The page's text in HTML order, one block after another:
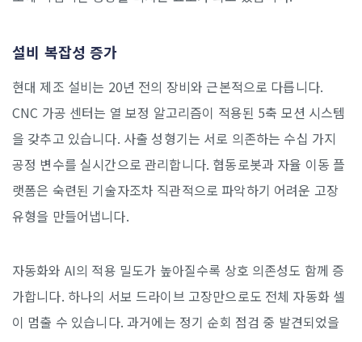
설비 복잡성 증가
현대 제조 설비는 20년 전의 장비와 근본적으로 다릅니다.
CNC 가공 센터는 열 보정 알고리즘이 적용된 5축 모션 시스템
을 갖추고 있습니다. 사출 성형기는 서로 의존하는 수십 가지
공정 변수를 실시간으로 관리합니다. 협동로봇과 자율 이동 플
랫폼은 숙련된 기술자조차 직관적으로 파악하기 어려운 고장
유형을 만들어냅니다.
자동화와 AI의 적용 밀도가 높아질수록 상호 의존성도 함께 증
가합니다. 하나의 서보 드라이브 고장만으로도 전체 자동화 셀
이 멈출 수 있습니다. 과거에는 정기 순회 점검 중 발견되었을